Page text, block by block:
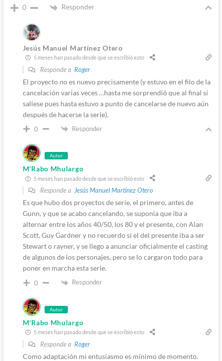
0 Responder
Jesús Manuel Martínez Otero
5 meses han pasado desde que se escribió esto
Responde a Roger
El proyecto no es nuevo precisamente (y estuvo en el filo de la
cancelación varias veces …hasta me sorprendió que al final sí
saliese pues hasta estuvo a punto de cancelarse de nuevo aún
después de hacerse la serie).
0 Responder
Autor
M'Rabo Mhulargo
5 meses han pasado desde que se escribió esto
Responde a Jesús Manuel Martínez Otero
Es que hubo dos proyectos de serie, el primero, antes de
Gunn, y que se acabo cancelando, se suponía que iba a
alternar entre los años 40/50, los 80 y el presente, con Alan
Scott, Guy Gardner y no recuerdo si el del presente iba a ser
Stewart o rayner, y se llego a anunciar oficialmente el casting
de algunos de los personajes, pero se lo cargaron todo para
poner en marcha esta serie.
0 Responder
Autor
M'Rabo Mhulargo
5 meses han pasado desde que se escribió esto
Responde a Roger
Como adaptación mi entusiasmo es mínimo de momento.